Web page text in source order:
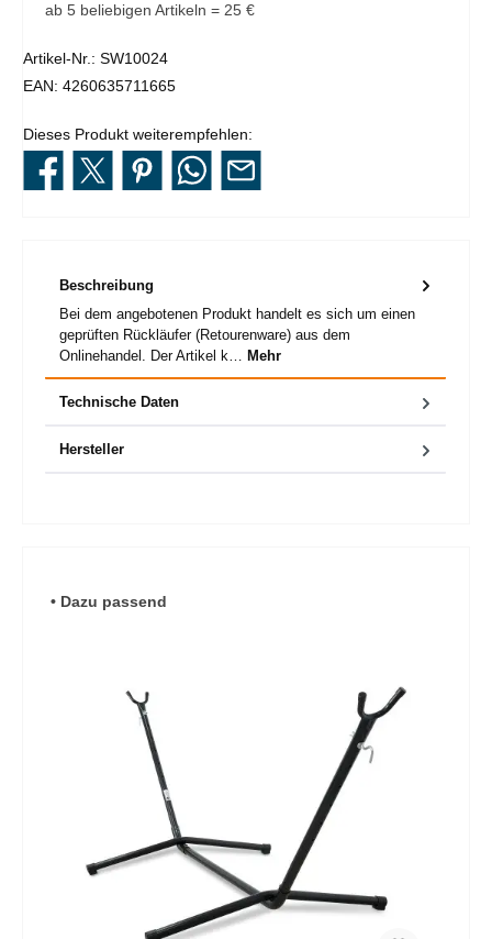
ab 5 beliebigen Artikeln = 25 €
Artikel-Nr.: SW10024
EAN: 4260635711665
Dieses Produkt weiterempfehlen:
Beschreibung
Bei dem angebotenen Produkt handelt es sich um einen
geprüften Rückläufer (Retourenware) aus dem
Onlinehandel. Der Artikel k… Mehr
Technische Daten
Hersteller
Produktgalerie überspringen
• Dazu passend